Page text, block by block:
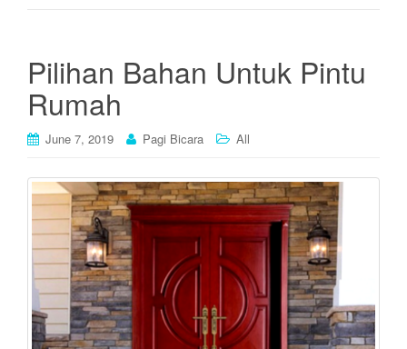
Pilihan Bahan Untuk Pintu
Rumah
June 7, 2019 Pagi Bicara All